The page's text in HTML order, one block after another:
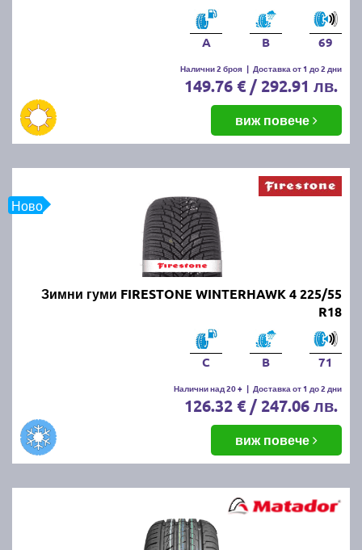
A B 69
Налични 2 броя | Доставка от 1 до 2 дни
149.76 € / 292.91 лв.
виж повече
Ново
Зимни гуми FIRESTONE WINTERHAWK 4 225/55
R18
C B 71
Налични над 20 + | Доставка от 1 до 2 дни
126.32 € / 247.06 лв.
виж повече